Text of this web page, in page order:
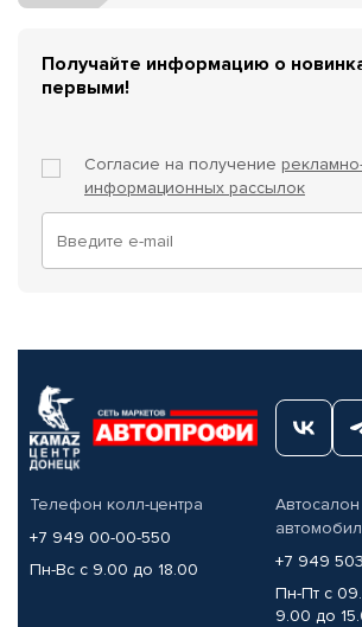
Получайте информацию о
первыми!
Согласие на получение
информационных рассылок
Телефон колл-центра
+7 949 00-00-550
Пн-Вс с 9.00 до 18.00
+7 949
Пн-Пт с
9.00 до